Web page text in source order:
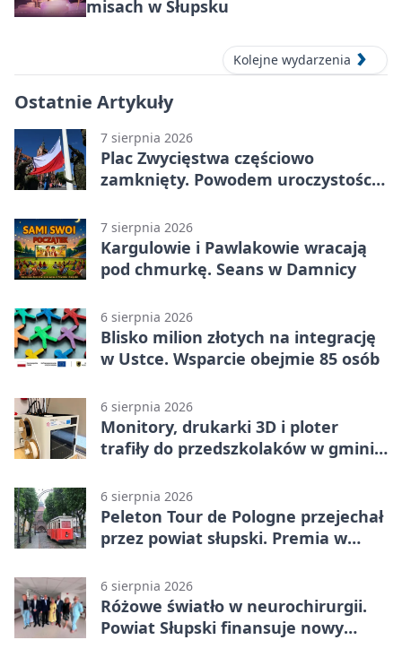
misach w Słupsku
Kolejne wydarzenia
Ostatnie Artykuły
7 sierpnia 2026
Plac Zwycięstwa częściowo
zamknięty. Powodem uroczystości
7 sierpnia 2026
Kargulowie i Pawlakowie wracają
pod chmurkę. Seans w Damnicy
6 sierpnia 2026
Blisko milion złotych na integrację
w Ustce. Wsparcie obejmie 85 osób
6 sierpnia 2026
Monitory, drukarki 3D i ploter
trafiły do przedszkolaków w gminie
6 sierpnia 2026
Peleton Tour de Pologne przejechał
przez powiat słupski. Premia w
6 sierpnia 2026
Różowe światło w neurochirurgii.
Powiat Słupski finansuje nowy